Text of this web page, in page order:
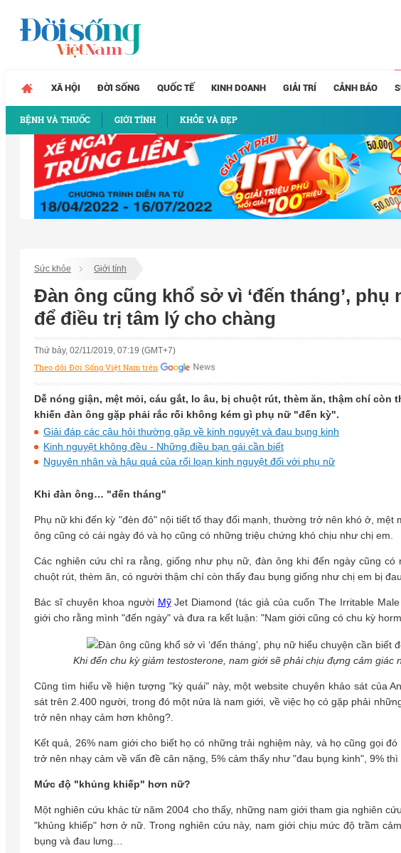
XÃ HỘI ĐỜI SỐNG QUỐC TẾ KINH DOANH GIẢI TRÍ CẢNH BÁO
BỆNH VÀ THUỐC GIỚI TÍNH KHỎE VÀ ĐẸP
Sức khỏe Giới tính
Đàn ông cũng khổ sở vì ‘đến tháng’,
để điều trị tâm lý cho chàng
Thứ bảy, 02/11/2019, 07:19 (GMT+7)
Theo dõi Đời Sống Việt Nam trên
Dễ nóng giận, mệt mỏi, cáu gắt, lo âu, bị chuột rút, thèm ăn, thậm chí
khiến đàn ông gặp phải rắc rối không kém gì phụ nữ "đến kỳ".
Giải đáp các câu hỏi thường gặp về kinh nguyệt và đau bụng kinh
Kinh nguyệt không đều - Những điều bạn gái cần biết
Nguyên nhân và hậu quả của rối loạn kinh nguyệt đối với phụ nữ
Khi đàn ông… "đến tháng"
Phụ nữ khi đến kỳ "đèn đỏ" nội tiết tố thay đổi mạnh, thường trở nên khó ở,
ông cũng có cái ngày đó và họ cũng có những triệu chứng khó chịu như chị em.
Các nghiên cứu chỉ ra rằng, giống như phụ nữ, đàn ông khi đến ngày cũng
chuột rút, thèm ăn, có người thậm chí còn thấy đau bụng giống như chị em bị
Bác sĩ chuyên khoa người MỹJet Diamond (tác giả của cuốn The Irritable
giới cho rằng mình "đến ngày" và đưa ra kết luận: "Nam giới cũng có chu kỳ
Khi đến chu kỳ giảm testosterone, nam giới sẽ phải chịu đựng cảm giác
Cũng tìm hiểu về hiện tượng "kỳ quái" này, một website chuyên khảo sát của
sát trên 2.400 người, trong đó một nửa là nam giới, về việc họ có gặp phải
trở nên nhạy cảm hơn không?.
Kết quả, 26% nam giới cho biết họ có những trải nghiệm này, và họ cũng gọi
trở nên nhạy cảm về vấn đề cân nặng, 5% cảm thấy như "đau bụng kinh", 9% thì
Mức độ "khủng khiếp" hơn nữ?
Một nghiên cứu khác từ năm 2004 cho thấy, những nam giới tham gia nghiên
"khủng khiếp" hơn ở nữ. Trong nghiên cứu này, nam giới chịu mức độ trầm
bụng và đau lưng…